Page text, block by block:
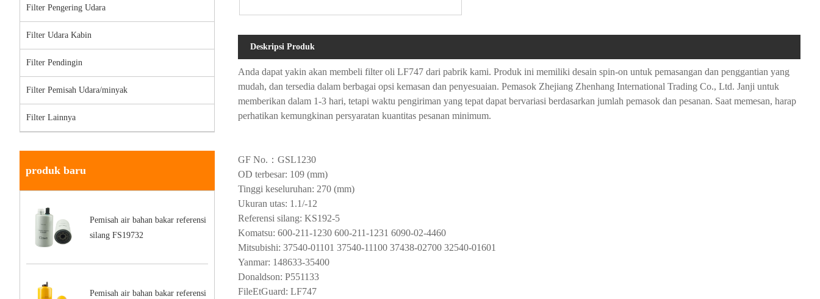
Filter Pengering Udara
Filter Udara Kabin
Filter Pendingin
Filter Pemisah Udara/minyak
Filter Lainnya
produk baru
Pemisah air bahan bakar referensi
silang FS19732
Pemisah air bahan bakar referensi
Deskripsi Produk
Anda dapat yakin akan membeli filter oli LF747 dari pabrik kami. Produk ini memiliki desain spin-on untuk pemasangan dan penggantian yang
mudah, dan tersedia dalam berbagai opsi kemasan dan penyesuaian. Pemasok Zhejiang Zhenhang International Trading Co., Ltd. Janji untuk
memberikan dalam 1-3 hari, tetapi waktu pengiriman yang tepat dapat bervariasi berdasarkan jumlah pemasok dan pesanan. Saat memesan, harap
perhatikan kemungkinan persyaratan kuantitas pesanan minimum.
GF No.：GSL1230
OD terbesar: 109 (mm)
Tinggi keseluruhan: 270 (mm)
Ukuran utas: 1.1/-12
Referensi silang: KS192-5
Komatsu: 600-211-1230 600-211-1231 6090-02-4460
Mitsubishi: 37540-01101 37540-11100 37438-02700 32540-01601
Yanmar: 148633-35400
Donaldson: P551133
FileEtGuard: LF747